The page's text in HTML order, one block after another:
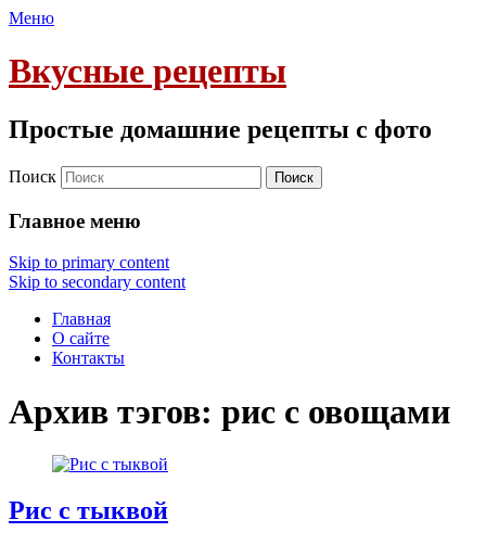
Меню
Вкусные рецепты
Простые домашние рецепты с фото
Поиск
Главное меню
Skip to primary content
Skip to secondary content
Главная
О сайте
Контакты
Архив тэгов: рис с овощами
Рис с тыквой